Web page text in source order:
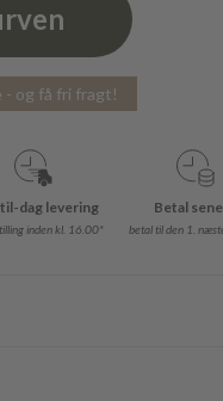
- og få fri fragt!
dag levering
inden kl. 16.00*
Betal
betal til den 1.